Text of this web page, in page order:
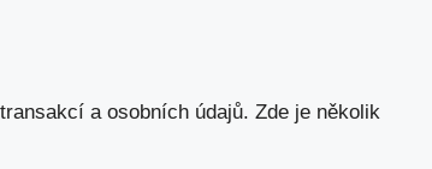
a osobních údajů. Zde ⁢je několik